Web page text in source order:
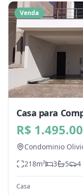
Venda
Casa para
Franceschini,
R$
Condominio
218m² 3 5 4
Casa